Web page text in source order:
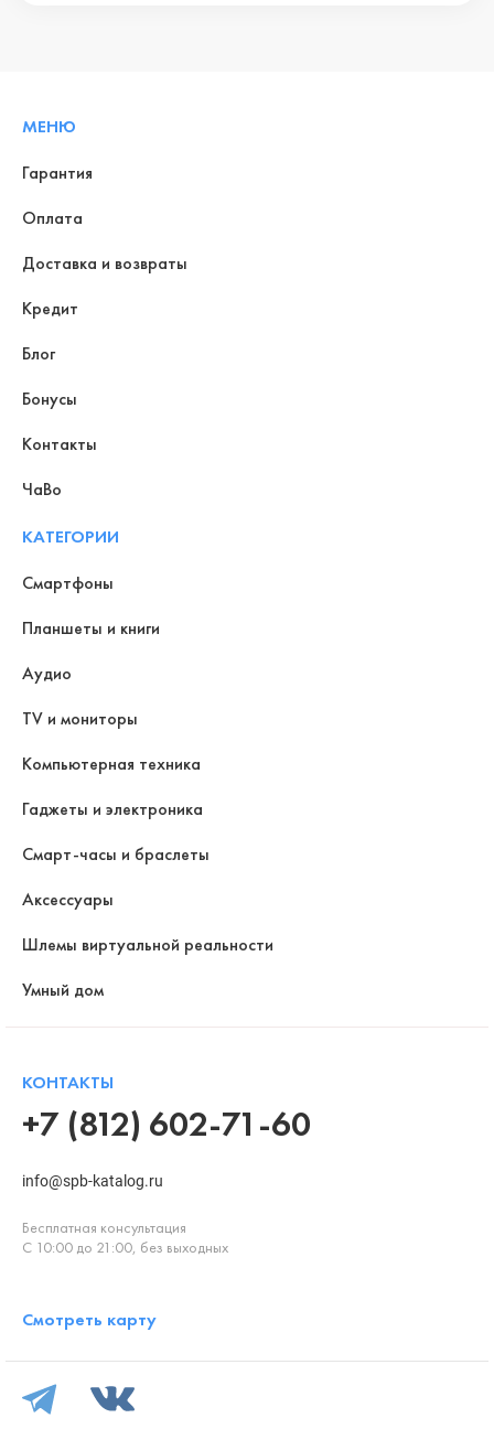
МЕНЮ
Гарантия
Оплата
Доставка и возвраты
Кредит
Блог
Бонусы
Контакты
ЧаВо
КАТЕГОРИИ
Смартфоны
Планшеты и книги
Аудио
TV и мониторы
Компьютерная техника
Гаджеты и электроника
Смарт-часы и браслеты
Аксессуары
Шлемы виртуальной реальности
Умный дом
КОНТАКТЫ
+7 (812) 602-71-60
info@spb-katalog.ru
Бесплатная консультация
С 10:00 до 21:00, без выходных
Смотреть карту